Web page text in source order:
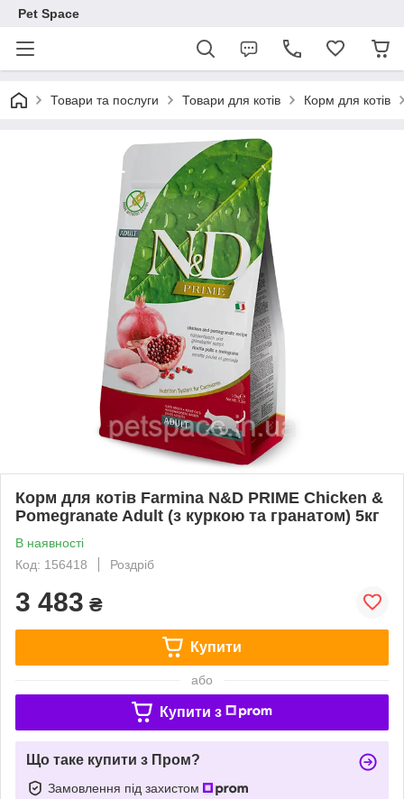
Pet Space
Товари та послуги Товари для котів Корм для котів
Корм для котів Farmina N&D PRIME Chicken &
Pomegranate Adult (з куркою та гранатом) 5кг
В наявності
Код: 156418
Роздріб
3 483 ₴
Купити
або
Купити з
Що таке купити з Пром?
Замовлення під захистом